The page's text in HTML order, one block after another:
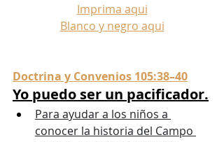
Imprima aqui
Blanco y negro aqui
Doctrina y Convenios 105:38–40
Yo puedo ser un pacificador.
Para ayudar a los niños a
conocer la historia del Campo